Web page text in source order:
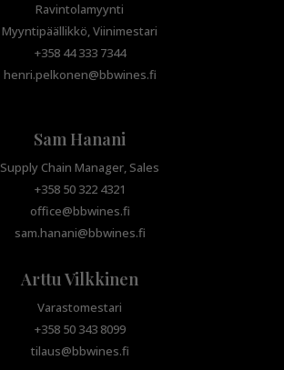
Ravintolamyynti
Myyntipäällikkö, Viinimestari
+358 44 333 7344
henri.pelkonen@bbwines.fi
Sam Hanani
Supply Chain Manager, Sales
+358 50 322 4321
office@bbwines.fi
sam.hanani@bbwines.fi
Arttu Vilkkinen
Varastomestari
+358 50 343 8099
tilaus@bbwines.fi